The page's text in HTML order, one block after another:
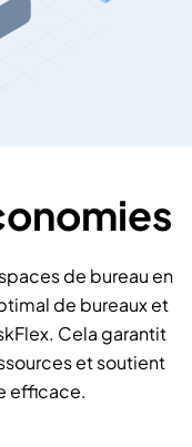
de bureau en
de bureaux et
Cela garantit
et soutient
efficace.